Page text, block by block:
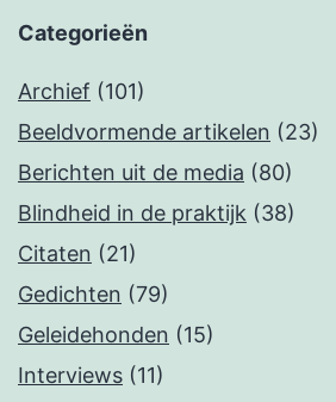
Categorieën
Archief (101)
Beeldvormende artikelen (23)
Berichten uit de media (80)
Blindheid in de praktijk (38)
Citaten (21)
Gedichten (79)
Geleidehonden (15)
Interviews (11)